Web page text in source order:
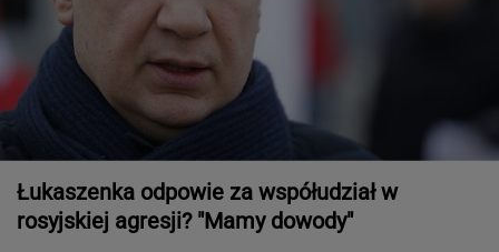
Łukaszenka odpowie za współudział w
rosyjskiej agresji? "Mamy dowody"